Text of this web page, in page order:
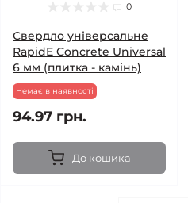
0
Свердло універсальне
RapidE Concrete Universal
6 мм (плитка - камінь)
Немає в наявності
94.97 грн.
До кошика